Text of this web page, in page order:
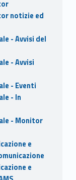
notizie ed
- Avvisi del
- Avvisi
- Eventi
- In
- Monitor
e
e